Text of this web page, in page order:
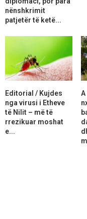
nënshkrimit
patjetër të ketë...
Editorial / Kujdes
nga virusi i Etheve
të Nilit – më të
rrezikuar moshat
e...